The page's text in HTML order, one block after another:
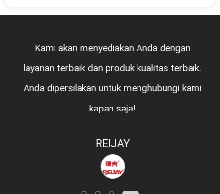
Kami akan menyediakan Anda dengan
layanan terbaik dan produk kualitas terbaik.
Anda dipersilakan untuk menghubungi kami
kapan saja!
REIJAY